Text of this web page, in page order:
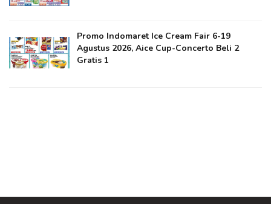
Promo Indomaret Ice Cream Fair 6-19
Agustus 2026, Aice Cup-Concerto Beli 2
Gratis 1